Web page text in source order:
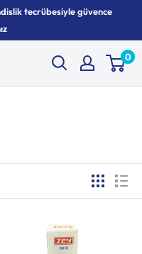
tecrübesiyle güvence
0